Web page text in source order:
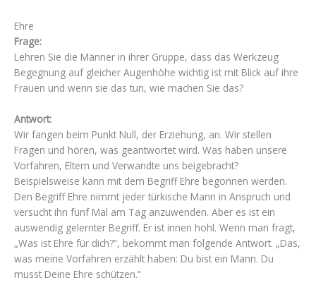
Ehre
Frage:
Lehren Sie die Männer in ihrer Gruppe, dass das Werkzeug
Begegnung auf gleicher Augenhöhe wichtig ist mit Blick auf ihre
Frauen und wenn sie das tun, wie machen Sie das?
Antwort:
Wir fangen beim Punkt Null, der Erziehung, an. Wir stellen
Fragen und hören, was geantwortet wird. Was haben unsere
Vorfahren, Eltern und Verwandte uns beigebracht?
Beispielsweise kann mit dem Begriff Ehre begonnen werden.
Den Begriff Ehre nimmt jeder türkische Mann in Anspruch und
versucht ihn fünf Mal am Tag anzuwenden. Aber es ist ein
auswendig gelernter Begriff. Er ist innen hohl. Wenn man fragt,
„Was ist Ehre für dich?“, bekommt man folgende Antwort. „Das,
was meine Vorfahren erzählt haben: Du bist ein Mann. Du
musst Deine Ehre schützen.“